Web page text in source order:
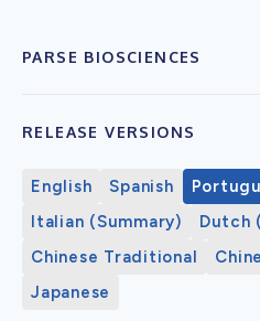
PARSE BIOSCIENCES
RELEASE VERSIONS
English Spanish
Italian (Summary)
Dutch
Chinese Traditional
Japanese